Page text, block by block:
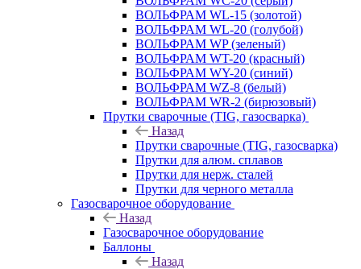
ВОЛЬФРАМ WL-15 (золотой)
ВОЛЬФРАМ WL-20 (голубой)
ВОЛЬФРАМ WP (зеленый)
ВОЛЬФРАМ WT-20 (красный)
ВОЛЬФРАМ WY-20 (синий)
ВОЛЬФРАМ WZ-8 (белый)
ВОЛЬФРАМ WR-2 (бирюзовый)
Прутки сварочные (TIG, газосварка)
Назад
Прутки сварочные (TIG, газосварка)
Прутки для алюм. сплавов
Прутки для нерж. сталей
Прутки для черного металла
Газосварочное оборудование
Назад
Газосварочное оборудование
Баллоны
Назад